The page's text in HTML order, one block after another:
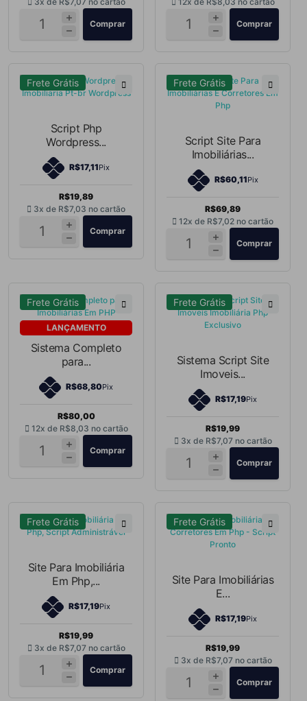
Comprar Comprar
Frete Grátis
Script Php
Wordpress...
R$17,11Pix
R$19,89
3x de R$7,03 no cartão
Comprar
Frete Grátis
Script Site Para
Imobiliárias...
R$60,11Pix
R$69,89
12x de R$7,02 no cartão
Comprar
LANÇAMENTO
Frete Grátis
Sistema Completo
para...
R$68,80Pix
R$80,00
12x de R$8,03 no cartão
Comprar
Frete Grátis
Sistema Script Site
Imoveis...
R$17,19Pix
R$19,99
3x de R$7,07 no cartão
Comprar
Frete Grátis
Site Para Imobiliária
Em Php,...
R$17,19Pix
R$19,99
3x de R$7,07 no cartão
Comprar
Frete Grátis
Site Para Imobiliárias
E...
R$17,19Pix
R$19,99
3x de R$7,07 no cartão
Comprar